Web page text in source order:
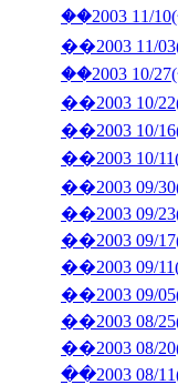
��2003
��2003
��2003
��2003
��2003